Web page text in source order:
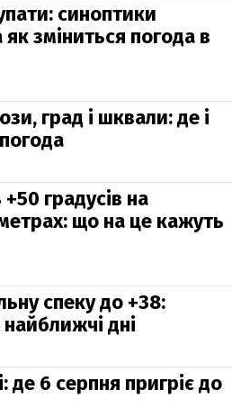
синоптики
зміниться погода в
град і шквали: де і
градусів на
що на це кажуть
спеку до +38:
дні
де 6 серпня пригріє до